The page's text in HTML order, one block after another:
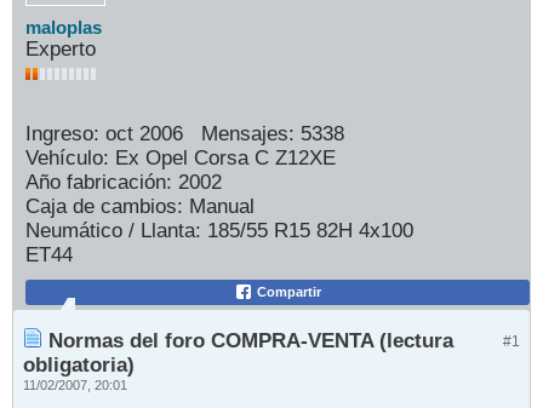
maloplas
Experto
Ingreso: oct 2006 Mensajes: 5338
Vehículo: Ex Opel Corsa C Z12XE
Año fabricación: 2002
Caja de cambios: Manual
Neumático / Llanta: 185/55 R15 82H 4x100
ET44
Compartir
#1
Normas del foro COMPRA-VENTA (lectura
obligatoria)
11/02/2007, 20:01